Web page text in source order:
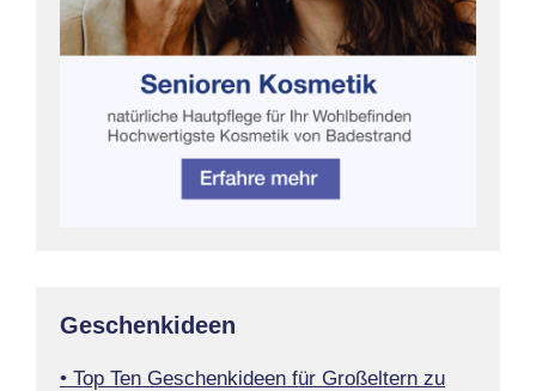
Geschenkideen
• Top Ten Geschenkideen für Großeltern zu